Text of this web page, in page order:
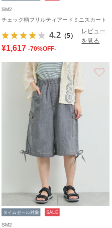
SM2
チェック柄フリルティアードミニスカート
4.2 （5）
レビュー
を見る
¥1,617 -70%OFF-
タイムセール対象 SALE
SM2